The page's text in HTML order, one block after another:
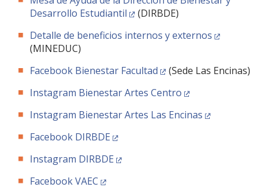
EXTENSIÓN
CREACIÓN
DEPARTAMENTOS
FACULTAD
Desarrollo Estudiantil
(DIRBDE)
Detalle de beneficios internos y externos
(MINEDUC)
Facebook Bienestar Facultad
(Sede Las Encinas)
Instagram Bienestar Artes Centro
Instagram Bienestar Artes Las Encinas
Facebook DIRBDE
Instagram DIRBDE
Facebook VAEC